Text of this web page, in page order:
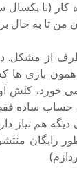
من تا به
مشکل. در
بازی ها
کلش آو
رایگان